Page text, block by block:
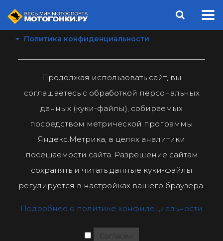
Политика конфиденциальности
Продолжая использовать сайт, вы
соглашаетесь с обработкой персональных
данных (куки-файлы), собираемых
посредством метрической программы
Яндекс.Метрика, в целях аналитики
посещаемости сайта. Разрешение сайтам
сохранять и читать данные куки-файлы
регулируется в настройках вашего браузера.
Подробнее о политике конфидециальности
Согласен